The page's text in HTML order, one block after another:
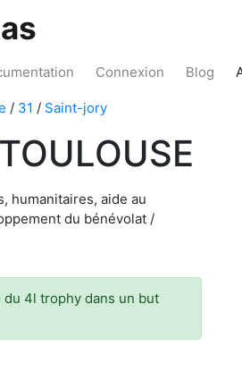
Connexion Blog
/ 31 / Saint-jory
humanitaires, aide au
du bénévolat /
4l trophy dans un but